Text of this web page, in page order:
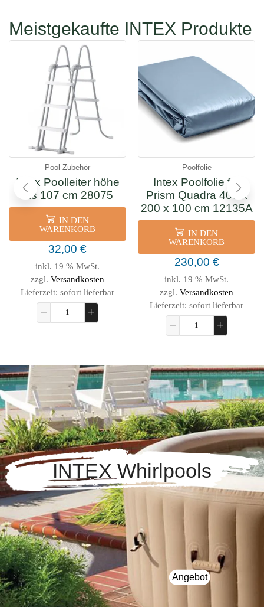
Meistgekaufte INTEX Produkte
Pool Zubehör
Intex Poolleiter höhe
bis 107 cm 28075
32,00 €
IN DEN
WARENKORB
inkl. 19 % MwSt.
zzgl. Versandkosten
Lieferzeit: sofort lieferbar
Poolfolie
Intex Poolfolie für
Prism Quadra 400 x
200 x 100 cm 12135A
230,00 €
IN DEN
WARENKORB
inkl. 19 % MwSt.
zzgl. Versandkosten
Lieferzeit: sofort lieferbar
INTEX Whirlpools
Angebot